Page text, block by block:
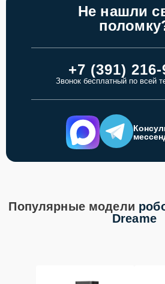
Не нашли
+7 (391) 216-
Звонок бесплатный по всей
Популярные модели
Dreame